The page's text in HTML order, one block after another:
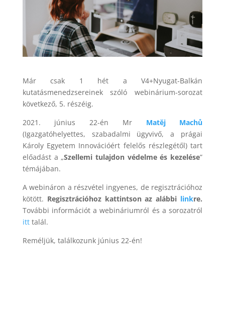
Már csak 1 hét a V4+Nyugat-Balkán
kutatásmenedzsereinek szóló webinárium-sorozat
következő, 5. részéig.
2021. június 22-én Mr Matěj Machů
(Igazgatóhelyettes, szabadalmi ügyvivő, a prágai
Károly Egyetem Innovációért felelős részlegétől) tart
előadást a „Szellemi tulajdon védelme és kezelése”
témájában.
A webináron a részvétel ingyenes, de regisztrációhoz
kötött. Regisztrációhoz kattintson az alábbi linkre.
További információt a webináriumról és a sorozatról
itttalál.
Reméljük, találkozunk június 22-én!